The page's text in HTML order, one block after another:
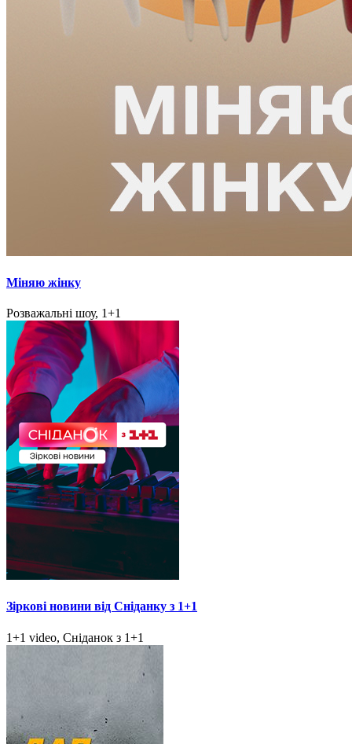
Міняю жінку
Розважальні шоу, 1+1
Зіркові новини від Сніданку з 1+1
1+1 video, Сніданок з 1+1